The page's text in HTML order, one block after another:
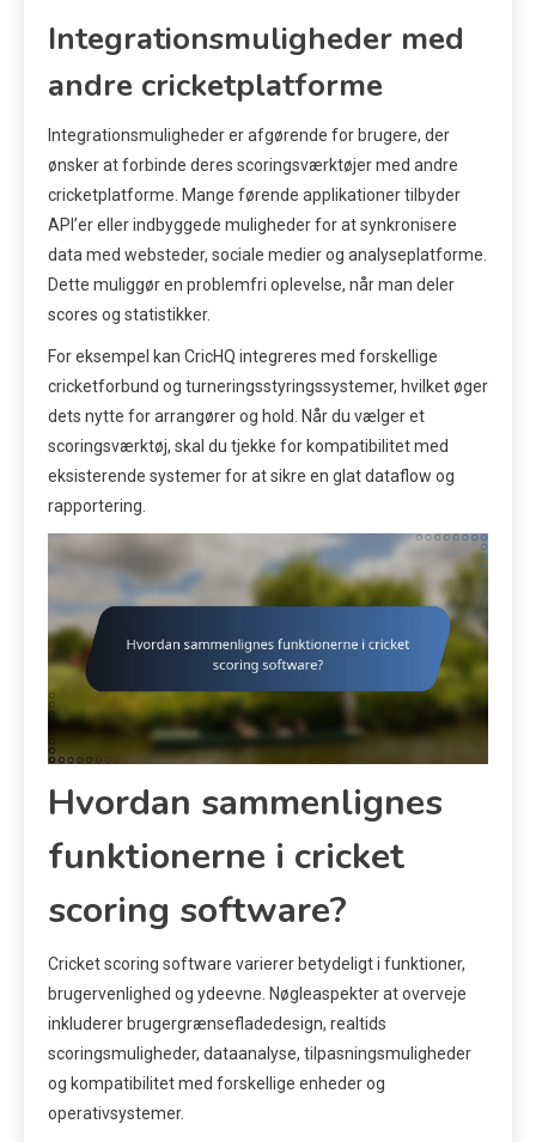
Integrationsmuligheder med
andre cricketplatforme
Integrationsmuligheder er afgørende for brugere, der
ønsker at forbinde deres scoringsværktøjer med andre
cricketplatforme. Mange førende applikationer tilbyder
API’er eller indbyggede muligheder for at synkronisere
data med websteder, sociale medier og analyseplatforme.
Dette muliggør en problemfri oplevelse, når man deler
scores og statistikker.
For eksempel kan CricHQ integreres med forskellige
cricketforbund og turneringsstyringssystemer, hvilket øger
dets nytte for arrangører og hold. Når du vælger et
scoringsværktøj, skal du tjekke for kompatibilitet med
eksisterende systemer for at sikre en glat dataflow og
rapportering.
Hvordan sammenlignes
funktionerne i cricket
scoring software?
Cricket scoring software varierer betydeligt i funktioner,
brugervenlighed og ydeevne. Nøgleaspekter at overveje
inkluderer brugergrænsefladedesign, realtids
scoringsmuligheder, dataanalyse, tilpasningsmuligheder
og kompatibilitet med forskellige enheder og
operativsystemer.